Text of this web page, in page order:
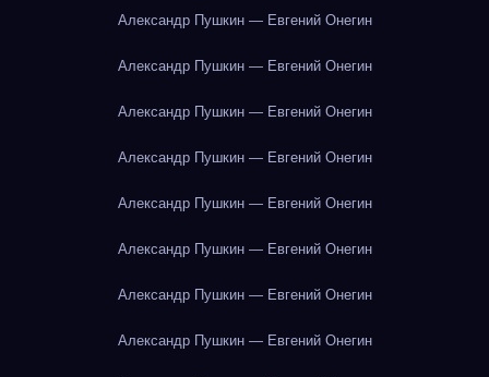
Александр Пушкин — Евгений Онегин
Александр Пушкин — Евгений Онегин
Александр Пушкин — Евгений Онегин
Александр Пушкин — Евгений Онегин
Александр Пушкин — Евгений Онегин
Александр Пушкин — Евгений Онегин
Александр Пушкин — Евгений Онегин
Александр Пушкин — Евгений Онегин